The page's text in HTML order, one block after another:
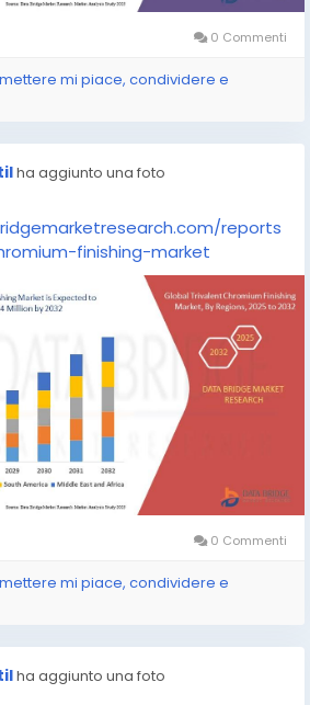
0 Commenti
mi piace, condividere e
ha aggiunto una foto
reports
finishing-market
0 Commenti
mi piace, condividere e
ha aggiunto una foto